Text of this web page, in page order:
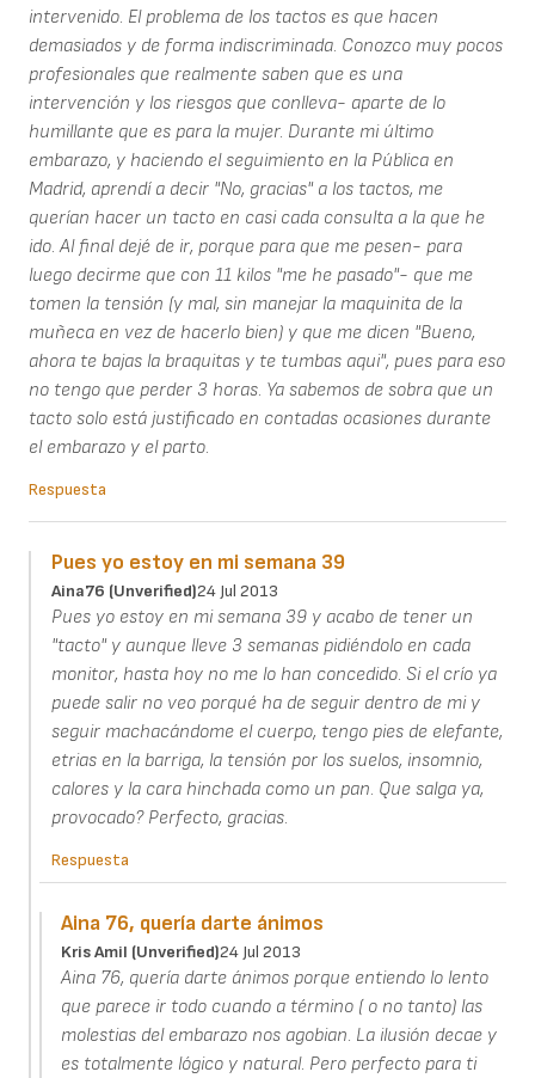
intervenido. El problema de los tactos es que hacen
demasiados y de forma indiscriminada. Conozco muy pocos
profesionales que realmente saben que es una
intervención y los riesgos que conlleva- aparte de lo
humillante que es para la mujer. Durante mi último
embarazo, y haciendo el seguimiento en la Pública en
Madrid, aprendí a decir "No, gracias" a los tactos, me
querían hacer un tacto en casi cada consulta a la que he
ido. Al final dejé de ir, porque para que me pesen- para
luego decirme que con 11 kilos "me he pasado"- que me
tomen la tensión (y mal, sin manejar la maquinita de la
muñeca en vez de hacerlo bien) y que me dicen "Bueno,
ahora te bajas la braquitas y te tumbas aqui", pues para eso
no tengo que perder 3 horas. Ya sabemos de sobra que un
tacto solo está justificado en contadas ocasiones durante
el embarazo y el parto.
Respuesta
Pues yo estoy en mi semana 39
Aina76 (unverified)24 Jul 2013
Pues yo estoy en mi semana 39 y acabo de tener un
"tacto" y aunque lleve 3 semanas pidiéndolo en cada
monitor, hasta hoy no me lo han concedido. Si el crío ya
puede salir no veo porqué ha de seguir dentro de mi y
seguir machacándome el cuerpo, tengo pies de elefante,
etrias en la barriga, la tensión por los suelos, insomnio,
calores y la cara hinchada como un pan. Que salga ya,
provocado? Perfecto, gracias.
Respuesta
Aina 76, quería darte ánimos
Kris Amil (unverified)24 Jul 2013
Aina 76, quería darte ánimos porque entiendo lo lento
que parece ir todo cuando a término ( o no tanto) las
molestias del embarazo nos agobian. La ilusión decae y
es totalmente lógico y natural. Pero perfecto para ti